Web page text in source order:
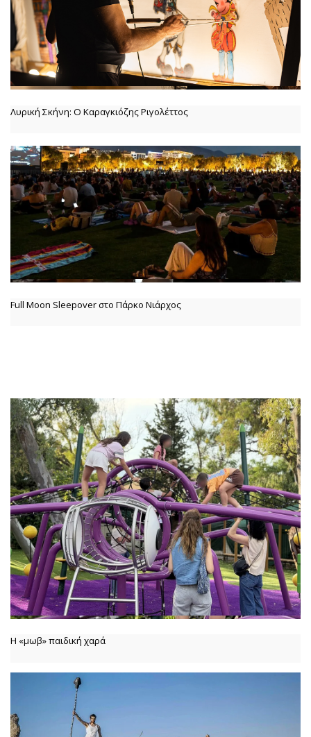
Λυρική Σκήνη: Ο Καραγκιόζης Ριγολέττος
Full Moon Sleepover στο Πάρκο Νιάρχος
Η «μωβ» παιδική χαρά